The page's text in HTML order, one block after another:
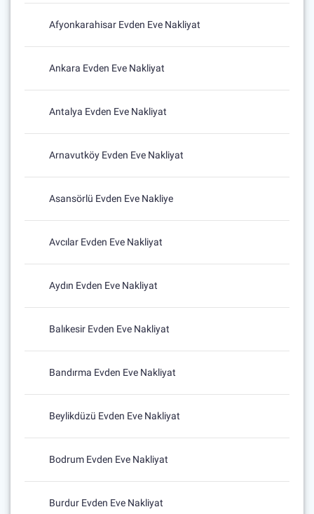
Afyonkarahisar Evden Eve Nakliyat
Ankara Evden Eve Nakliyat
Antalya Evden Eve Nakliyat
Arnavutköy Evden Eve Nakliyat
Asansörlü Evden Eve Nakliye
Avcılar Evden Eve Nakliyat
Aydın Evden Eve Nakliyat
Balıkesir Evden Eve Nakliyat
Bandırma Evden Eve Nakliyat
Beylikdüzü Evden Eve Nakliyat
Bodrum Evden Eve Nakliyat
Burdur Evden Eve Nakliyat